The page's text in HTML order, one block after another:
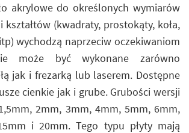
akrylowe do określonych wymiarów
kształtów (kwadraty, prostokąty, koła,
wychodzą naprzeciw oczekiwaniom
może być wykonane zarówno
jak i frezarką lub laserem. Dostępne
cienkie jak i grube. Grubości wersji
2mm, 3mm, 4mm, 5mm, 6mm,
i 20mm. Tego typu płyty mają